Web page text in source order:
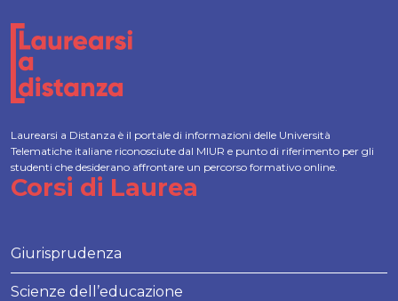
Laurearsi a Distanza è il portale di informazioni delle Università
Telematiche italiane riconosciute dal MIUR e punto di riferimento per gli
studenti che desiderano affrontare un percorso formativo online.
Corsi di Laurea
Giurisprudenza
Scienze dell’educazione